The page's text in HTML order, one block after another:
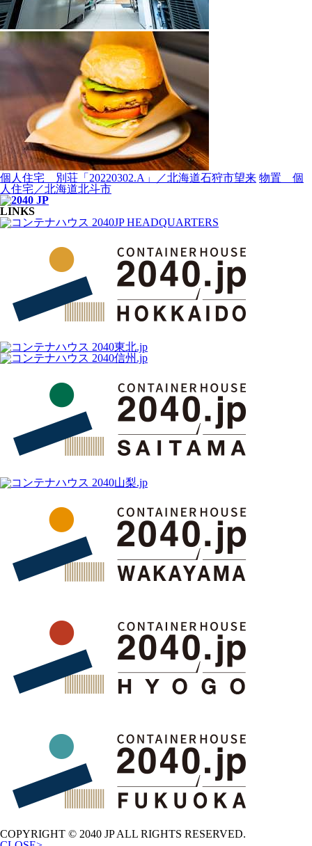
個人住宅 別荘「20220302.A」／北海道石狩市望来 物置 個
人住宅／北海道北斗市
LINKS
COPYRIGHT © 2040 JP ALL RIGHTS RESERVED.